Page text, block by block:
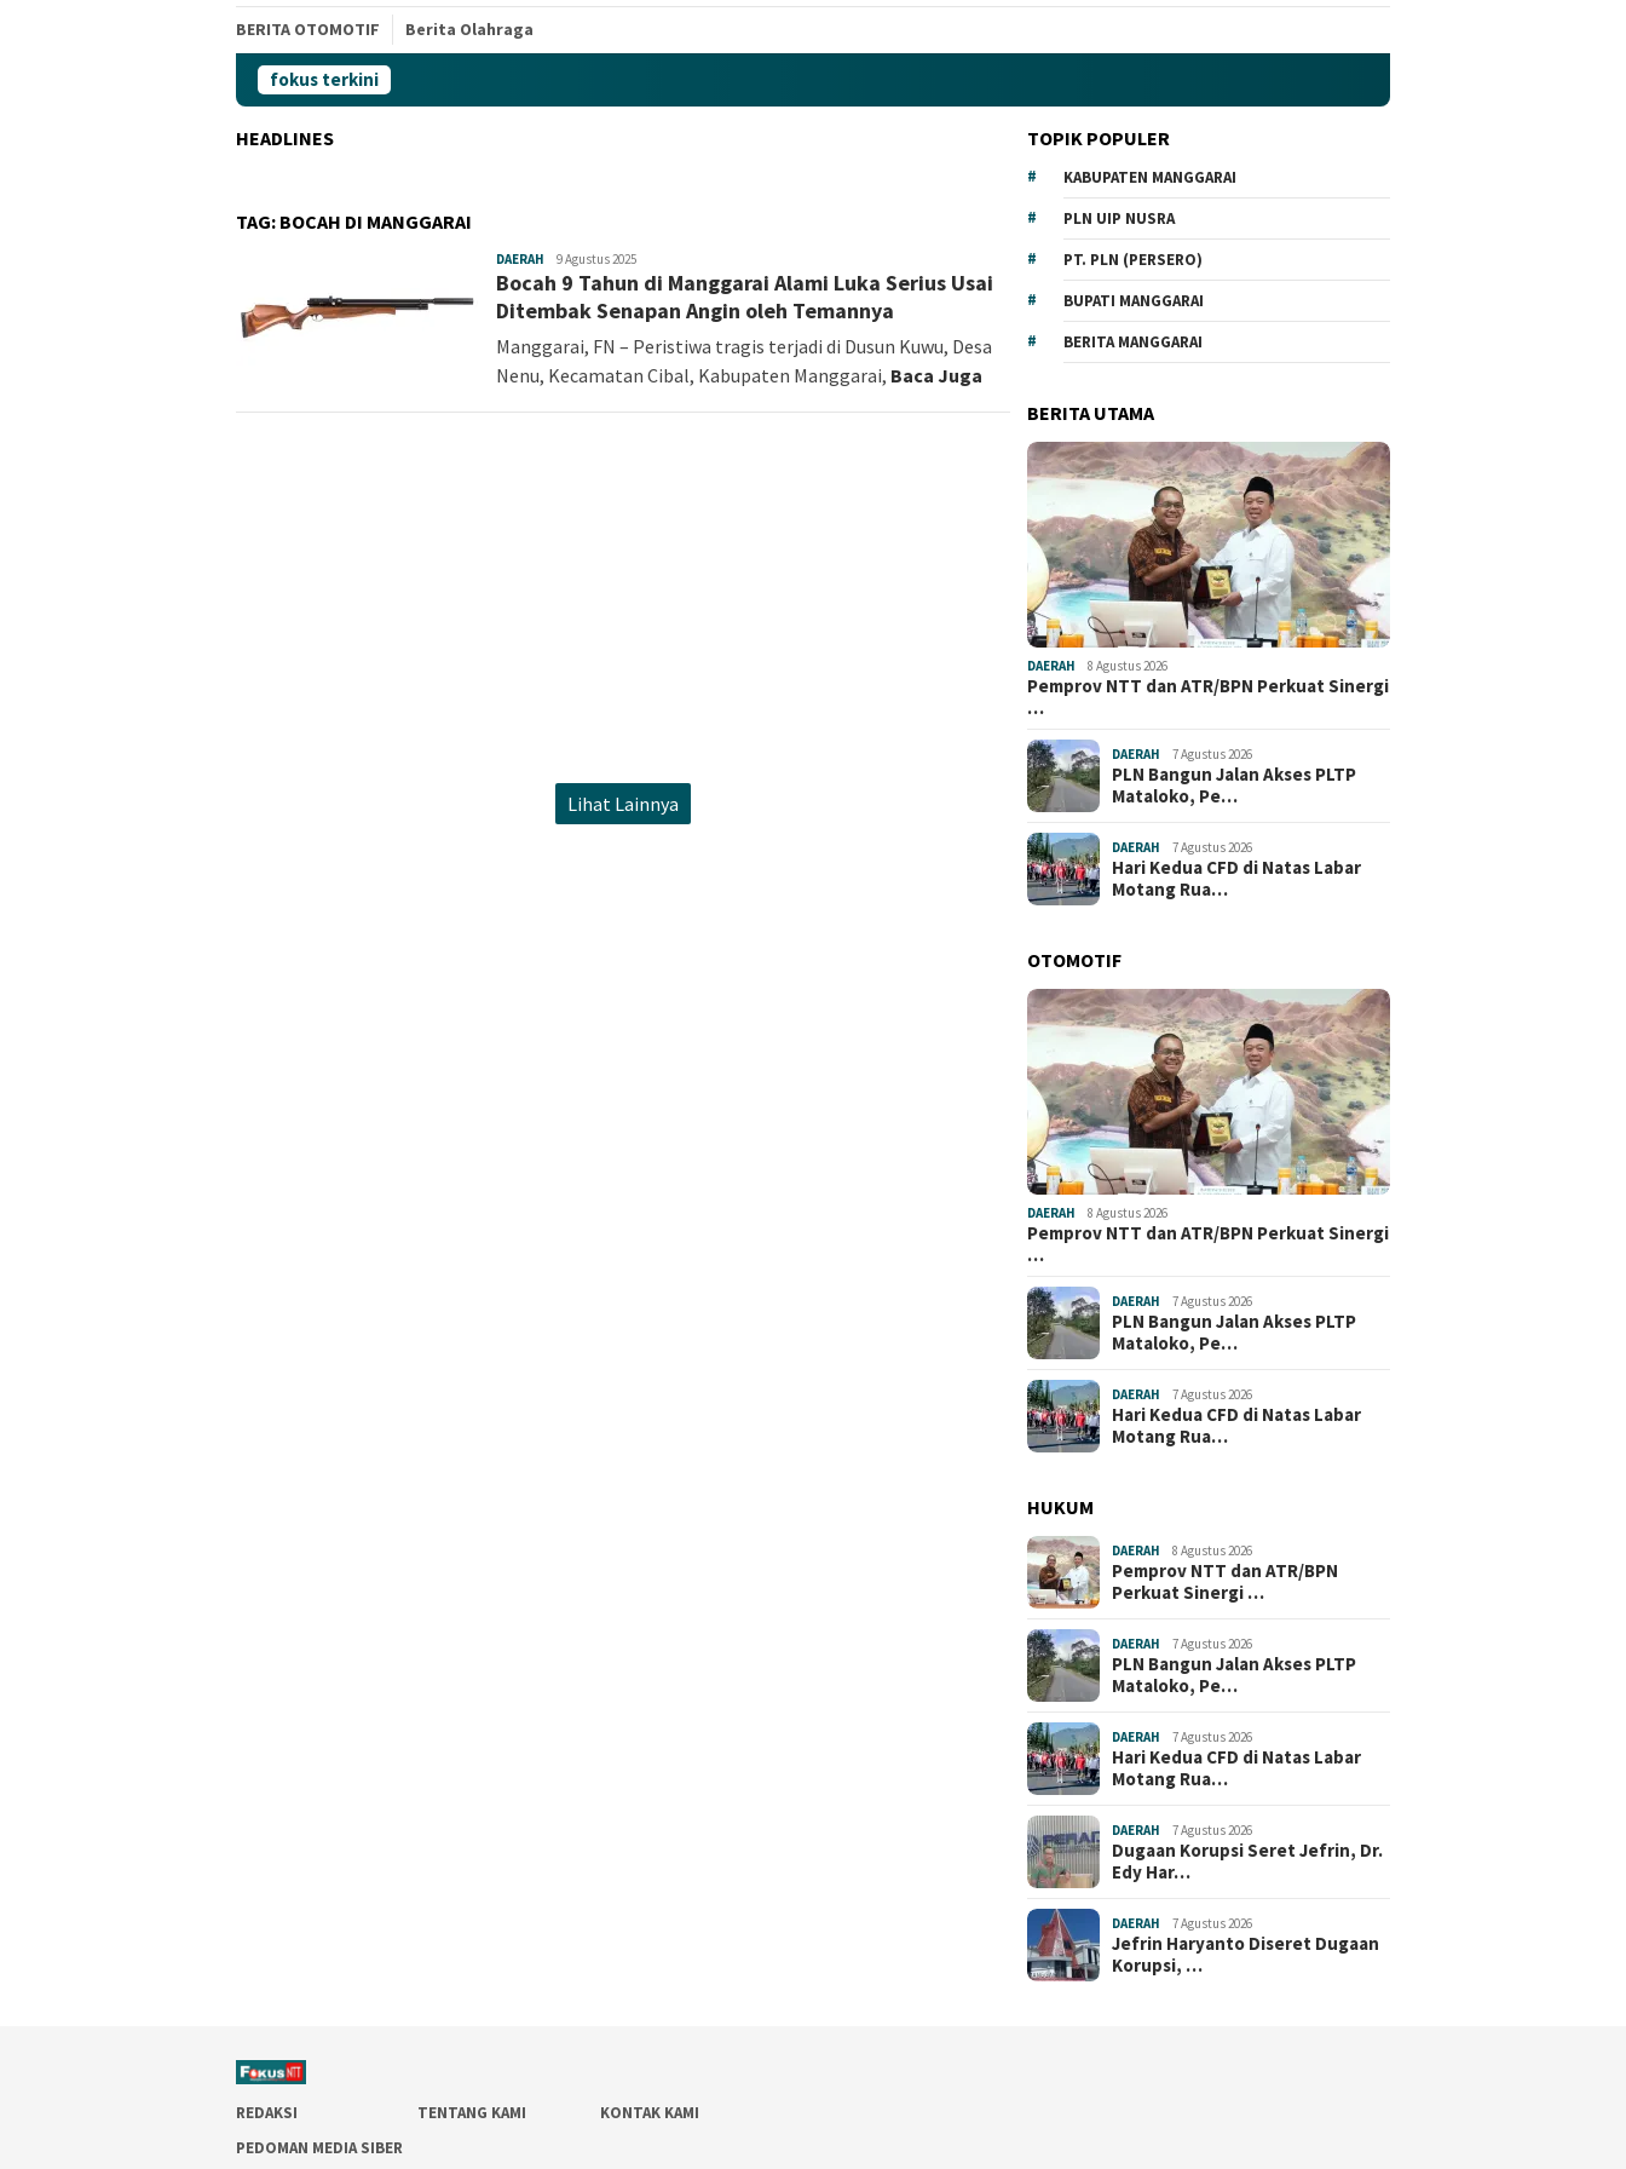
BERITA OTOMOTIF Berita Olahraga
fokus terkini
HEADLINES
TAG: BOCAH DI MANGGARAI
DAERAH Fokus
NTT
9 Agustus 2025
Bocah 9 Tahun di Manggarai Alami Luka Serius Usai
Ditembak Senapan Angin oleh Temannya
Manggarai, FN – Peristiwa tragis terjadi di Dusun Kuwu, Desa
Nenu, Kecamatan Cibal, Kabupaten Manggarai, Baca Juga
Lihat Lainnya
TOPIK POPULER
KABUPATEN MANGGARAI
PLN UIP NUSRA
PT. PLN (PERSERO)
BUPATI MANGGARAI
BERITA MANGGARAI
BERITA UTAMA
DAERAH 8 Agustus 2026
Pemprov NTT dan ATR/BPN Perkuat Sinergi
…
DAERAH 7 Agustus 2026
PLN Bangun Jalan Akses PLTP
Mataloko, Pe…
DAERAH 7 Agustus 2026
Hari Kedua CFD di Natas Labar
Motang Rua…
OTOMOTIF
DAERAH 8 Agustus 2026
Pemprov NTT dan ATR/BPN Perkuat Sinergi
…
DAERAH 7 Agustus 2026
PLN Bangun Jalan Akses PLTP
Mataloko, Pe…
DAERAH 7 Agustus 2026
Hari Kedua CFD di Natas Labar
Motang Rua…
HUKUM
DAERAH 8 Agustus 2026
Pemprov NTT dan ATR/BPN
Perkuat Sinergi …
DAERAH 7 Agustus 2026
PLN Bangun Jalan Akses PLTP
Mataloko, Pe…
DAERAH 7 Agustus 2026
Hari Kedua CFD di Natas Labar
Motang Rua…
DAERAH 7 Agustus 2026
Dugaan Korupsi Seret Jefrin, Dr.
Edy Har…
DAERAH 7 Agustus 2026
Jefrin Haryanto Diseret Dugaan
Korupsi, …
REDAKSI TENTANG KAMI
KONTAK KAMI
PEDOMAN MEDIA SIBER